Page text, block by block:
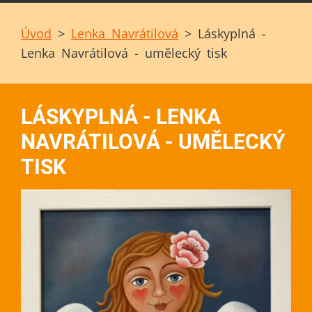
Úvod > Lenka Navrátilová > Láskyplná -
Lenka Navrátilová - umělecký tisk
LÁSKYPLNÁ - LENKA
NAVRÁTILOVÁ - UMĚLECKÝ
TISK